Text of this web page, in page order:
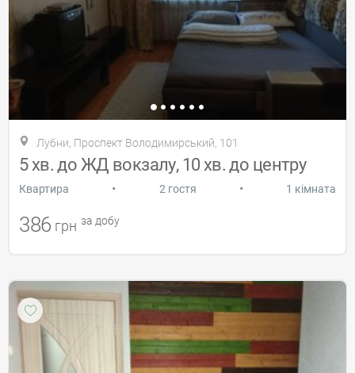
Лубни, Проспект Володимирський, 101
5 хв. до ЖД вокзалу, 10 хв. до центру
Квартира • 2 гостя • 1 кімната
386 грн за добу